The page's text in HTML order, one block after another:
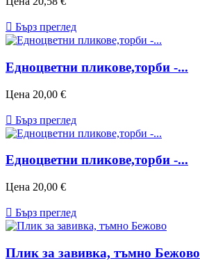
 Бърз преглед
Едноцветни пликове,торби -...
Цена 20,00 €
 Бърз преглед
Едноцветни пликове,торби -...
Цена 20,00 €
 Бърз преглед
Плик за завивкa, тъмно Бежово